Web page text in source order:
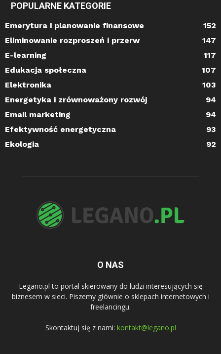
POPULARNE KATEGORIE
Emerytura i planowanie finansowe
152
Eliminowanie rozproszeń i przerw
147
E-learning
117
Edukacja społeczna
107
Elektronika
103
Energetyka i zrównoważony rozwój
94
Email marketing
94
Efektywność energetyczna
93
Ekologia
92
O NAS
Legano.pl to portal skierowany do ludzi interesujących się
biznesem w sieci. Piszemy głównie o sklepach internetowych i
freelancingu.
Skontaktuj się z nami: kontakt@legano.pl